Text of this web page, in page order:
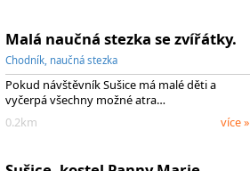
Malá naučná stezka se zvířátky.
Chodník, naučná stezka
Pokud návštěvník Sušice má malé děti a
vyčerpá všechny možné atra…
0.2km
více »